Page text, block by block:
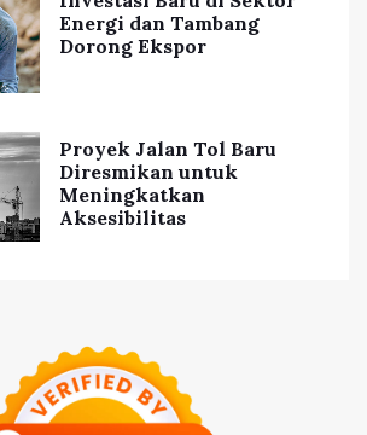
Energi dan Tambang
Dorong Ekspor
Proyek Jalan Tol Baru
Diresmikan untuk
Meningkatkan
Aksesibilitas